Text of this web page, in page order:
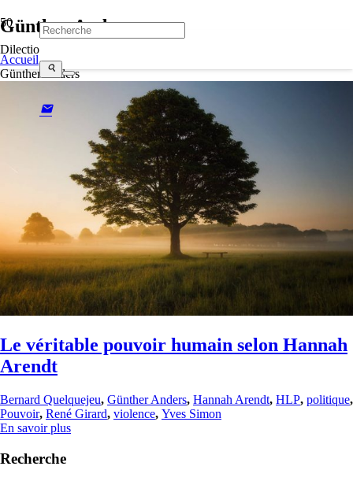
Dilectio
search
mail
Günther Anders
Accueil
Günther Anders
Le véritable pouvoir humain selon Hannah
Arendt
Bernard Quelquejeu, Günther Anders, Hannah Arendt, HLP, politique,
Pouvoir, René Girard, violence, Yves Simon
En savoir plus
Recherche